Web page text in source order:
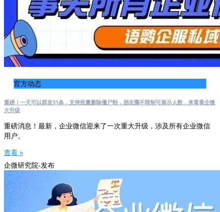
官方动态
重磅！一天可以群发31条，支持批量删除僵尸粉，朋友圈不限制可展示人数，来看看企微
大升级
重磅消息！最新，企业微信迎来了一次重大升级，涉及所有企业微信
用户。
查看 »
企微研究院-发布